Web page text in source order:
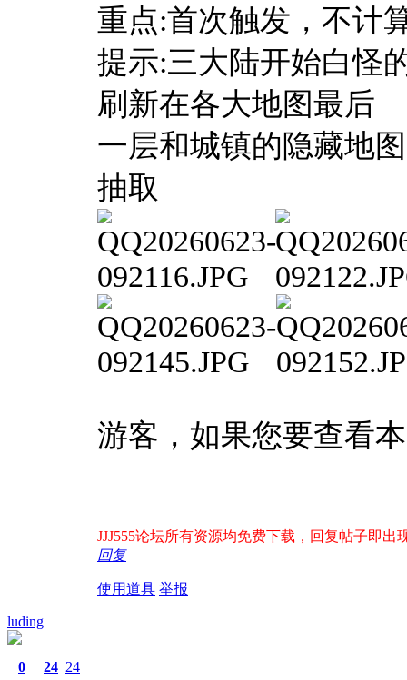
重点:首次触发，不计
提示:三大陆开始白怪
刷新在各大地图最后
一层和城镇的隐藏地
抽取
游客，如果您要查看
JJJ555论坛所有资源均免费下载，回复帖子即出
回复
使用道具 举报
luding
0 24 24